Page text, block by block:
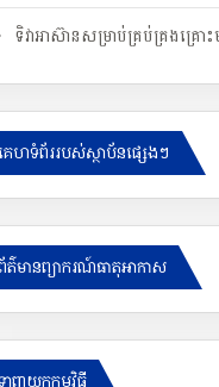
ទិវាអាស៊ានសម្រាប់គ្រប់គ្រងគ្រោ
េហទំព័ររបស់ស្ថាប័នផ្សេងៗ
ត៌មានព្យាករណ៍ធាតុអាកាស
ាញយកកម្មវិធី